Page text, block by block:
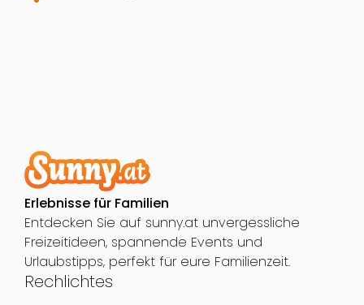
Erlebnisse für Familien
Entdecken Sie auf sunny.at unvergessliche
Freizeitideen, spannende Events und
Urlaubstipps, perfekt für eure Familienzeit.
Rechlichtes